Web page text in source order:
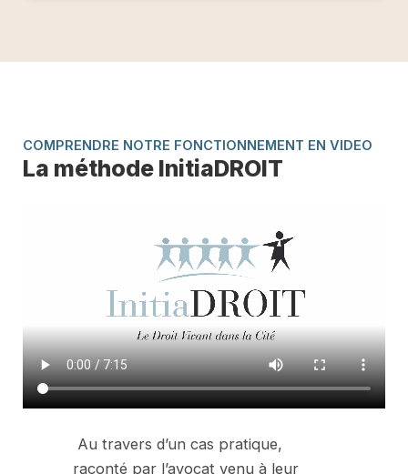
COMPRENDRE NOTRE FONCTIONNEMENT EN VIDEO
La méthode InitiaDROIT
Au travers d’un cas pratique,
raconté par l’avocat venu à leur